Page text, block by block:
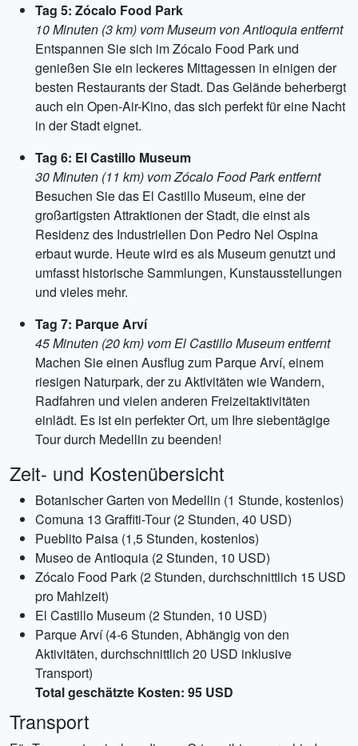
Tag 5: Zócalo Food Park
10 Minuten (3 km) vom Museum von Antioquia entfernt
Entspannen Sie sich im Zócalo Food Park und
genießen Sie ein leckeres Mittagessen in einigen der
besten Restaurants der Stadt. Das Gelände beherbergt
auch ein Open-Air-Kino, das sich perfekt für eine Nacht
in der Stadt eignet.
Tag 6: El Castillo Museum
30 Minuten (11 km) vom Zócalo Food Park entfernt
Besuchen Sie das El Castillo Museum, eine der
großartigsten Attraktionen der Stadt, die einst als
Residenz des Industriellen Don Pedro Nel Ospina
erbaut wurde. Heute wird es als Museum genutzt und
umfasst historische Sammlungen, Kunstausstellungen
und vieles mehr.
Tag 7: Parque Arví
45 Minuten (20 km) vom El Castillo Museum entfernt
Machen Sie einen Ausflug zum Parque Arví, einem
riesigen Naturpark, der zu Aktivitäten wie Wandern,
Radfahren und vielen anderen Freizeitaktivitäten
einlädt. Es ist ein perfekter Ort, um Ihre siebentägige
Tour durch Medellin zu beenden!
Zeit- und Kostenübersicht
Botanischer Garten von Medellin (1 Stunde, kostenlos)
Comuna 13 Graffiti-Tour (2 Stunden, 40 USD)
Pueblito Paisa (1,5 Stunden, kostenlos)
Museo de Antioquia (2 Stunden, 10 USD)
Zócalo Food Park (2 Stunden, durchschnittlich 15 USD
pro Mahlzeit)
El Castillo Museum (2 Stunden, 10 USD)
Parque Arví (4-6 Stunden, Abhängig von den
Aktivitäten, durchschnittlich 20 USD inklusive
Transport)
Total geschätzte Kosten: 95 USD
Transport